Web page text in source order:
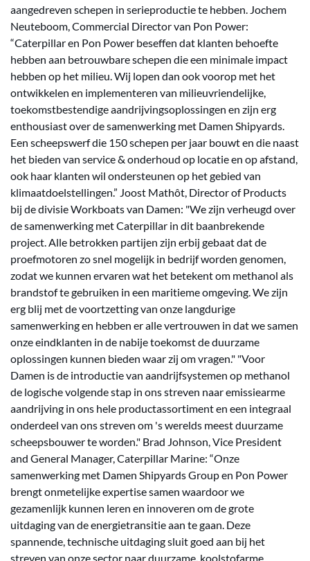
aangedreven schepen in serieproductie te hebben. Jochem
Neuteboom, Commercial Director van Pon Power:
“Caterpillar en Pon Power beseffen dat klanten behoefte
hebben aan betrouwbare schepen die een minimale impact
hebben op het milieu. Wij lopen dan ook voorop met het
ontwikkelen en implementeren van milieuvriendelijke,
toekomstbestendige aandrijvingsoplossingen en zijn erg
enthousiast over de samenwerking met Damen Shipyards.
Een scheepswerf die 150 schepen per jaar bouwt en die naast
het bieden van service & onderhoud op locatie en op afstand,
ook haar klanten wil ondersteunen op het gebied van
klimaatdoelstellingen.” Joost Mathôt, Director of Products
bij de divisie Workboats van Damen: "We zijn verheugd over
de samenwerking met Caterpillar in dit baanbrekende
project. Alle betrokken partijen zijn erbij gebaat dat de
proefmotoren zo snel mogelijk in bedrijf worden genomen,
zodat we kunnen ervaren wat het betekent om methanol als
brandstof te gebruiken in een maritieme omgeving. We zijn
erg blij met de voortzetting van onze langdurige
samenwerking en hebben er alle vertrouwen in dat we samen
onze eindklanten in de nabije toekomst de duurzame
oplossingen kunnen bieden waar zij om vragen." "Voor
Damen is de introductie van aandrijfsystemen op methanol
de logische volgende stap in ons streven naar emissiearme
aandrijving in ons hele productassortiment en een integraal
onderdeel van ons streven om 's werelds meest duurzame
scheepsbouwer te worden." Brad Johnson, Vice President
and General Manager, Caterpillar Marine: “Onze
samenwerking met Damen Shipyards Group en Pon Power
brengt onmetelijke expertise samen waardoor we
gezamenlijk kunnen leren en innoveren om de grote
uitdaging van de energietransitie aan te gaan. Deze
spannende, technische uitdaging sluit goed aan bij het
streven van onze sector naar duurzame, koolstofarme